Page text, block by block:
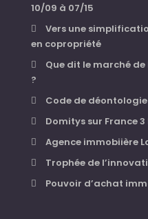
10/09 à 07/15
Vers une
en copropriété
Que dit le marché
?
Code de
Domitys sur France
Agence immobiière
Trophée de
Pouvoir d’achat